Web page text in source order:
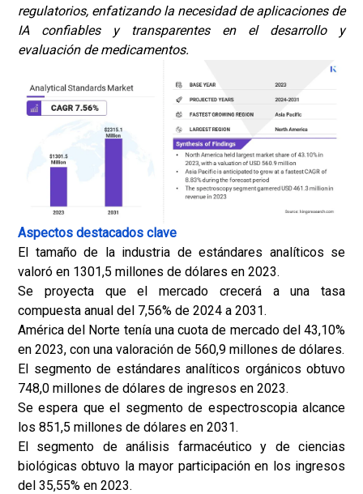
regulatorios, enfatizando la necesidad de aplicaciones de
IA confiables y transparentes en el desarrollo y
evaluación de medicamentos.
Aspectos destacados clave
El tamaño de la industria de estándares analíticos se
valoró en 1301,5 millones de dólares en 2023.
Se proyecta que el mercado crecerá a una tasa
compuesta anual del 7,56% de 2024 a 2031.
América del Norte tenía una cuota de mercado del 43,10%
en 2023, con una valoración de 560,9 millones de dólares.
El segmento de estándares analíticos orgánicos obtuvo
748,0 millones de dólares de ingresos en 2023.
Se espera que el segmento de espectroscopia alcance
los 851,5 millones de dólares en 2031.
El segmento de análisis farmacéutico y de ciencias
biológicas obtuvo la mayor participación en los ingresos
del 35,55% en 2023.